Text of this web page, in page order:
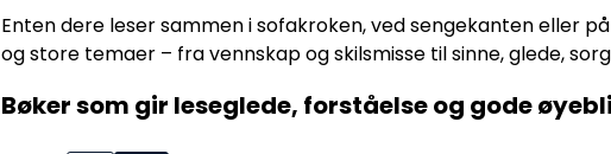
Enten dere leser sammen i sofakroken, ved sengekanten eller
og store temaer – fra vennskap og skilsmisse til sinne, glede,
Bøker som gir leseglede, forståelse og gode